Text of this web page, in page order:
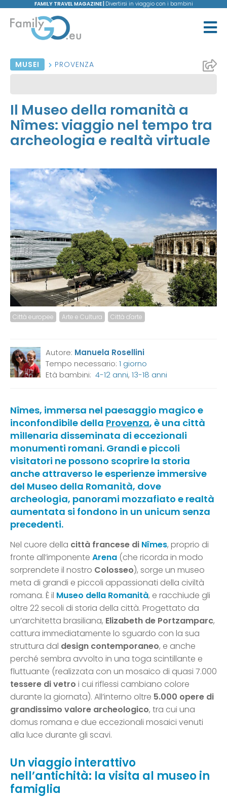
FAMILY TRAVEL MAGAZINE | Divertirsi in viaggio con i bambini
MUSEI PROVENZA
Il Museo della romanità a
Nîmes: viaggio nel tempo tra
archeologia e realtà virtuale
Città europee Arte e Cultura Città d'arte
Autore: Manuela Rosellini
Tempo necessario: 1 giorno
Età bambini: 4-12 anni, 13-18 anni
Nîmes, immersa nel paesaggio magico e
inconfondibile della Provenza, è una città
millenaria disseminata di eccezionali
monumenti romani. Grandi e piccoli
visitatori ne possono scoprire la storia
anche attraverso le esperienze immersive
del Museo della Romanità, dove
archeologia, panorami mozzafiato e realtà
aumentata si fondono in un unicum senza
precedenti.
Nel cuore della città francese di Nîmes, proprio di
fronte all’imponente Arena (che ricorda in modo
sorprendete il nostro Colosseo), sorge un museo
meta di grandi e piccoli appassionati della civiltà
romana. È il Museo della Romanità, e racchiude gli
oltre 22 secoli di storia della città. Progettato da
un’architetta brasiliana, Elizabeth de Portzamparc,
cattura immediatamente lo sguardo con la sua
struttura dal design contemporaneo, e anche
perché sembra avvolto in una toga scintillante e
fluttuante (realizzata con un mosaico di quasi 7.000
tessere di vetro i cui riflessi cambiano colore
durante la giornata). All’interno oltre 5.000 opere di
grandissimo valore archeologico, tra cui una
domus romana e due eccezionali mosaici venuti
alla luce durante gli scavi.
Un viaggio interattivo
nell’antichità: la visita al museo in
famiglia